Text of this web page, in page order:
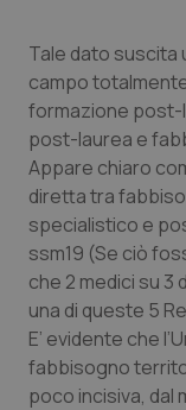
Tale dato suscita
campo
formazione post-
post-laurea e
Appare chiaro
diretta tra
specialistico e
ssm19 (Se ciò
che 2 medici su
una di queste 5
E’ evidente che
fabbisogno
poco incisiva, dal